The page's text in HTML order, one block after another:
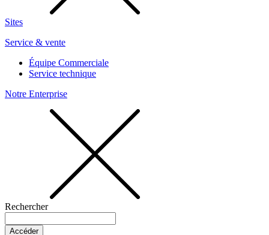
Sites
Service & vente
Équipe Commerciale
Service technique
Notre Enterprise
Rechercher